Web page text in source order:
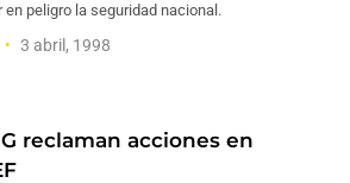
en peligro la seguridad nacional.
3 abril, 1998
reclaman acciones en